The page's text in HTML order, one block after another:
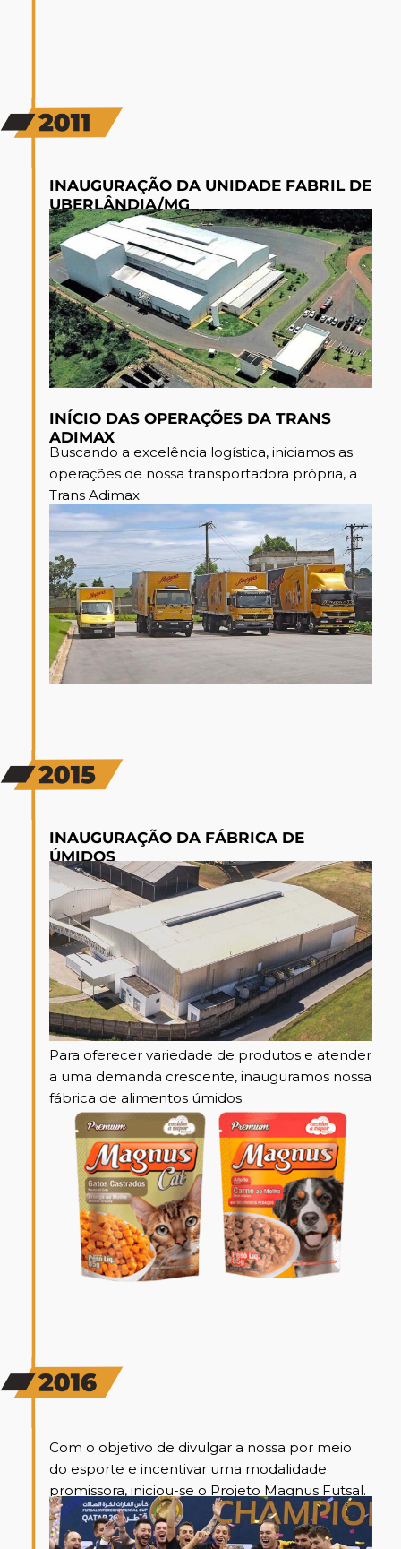
INAUGURAÇÃO DA UNIDADE FABRIL DE
UBERLÂNDIA/MG
INÍCIO DAS OPERAÇÕES DA TRANS
ADIMAX
Buscando a excelência logística, iniciamos as
operações de nossa transportadora própria, a
Trans Adimax.
INAUGURAÇÃO DA FÁBRICA DE
ÚMIDOS
Para oferecer variedade de produtos e atender
a uma demanda crescente, inauguramos nossa
fábrica de alimentos úmidos.
Com o objetivo de divulgar a nossa por meio
do esporte e incentivar uma modalidade
promissora, iniciou-se o Projeto Magnus Futsal.